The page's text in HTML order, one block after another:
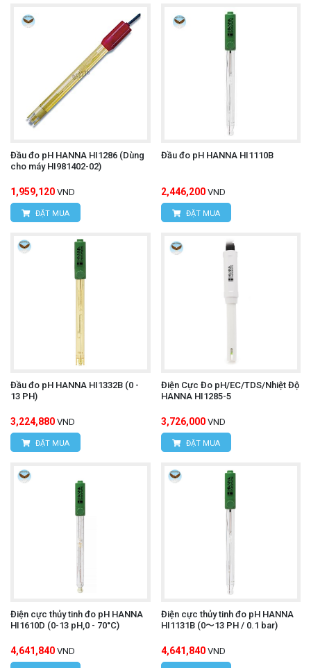
Đầu đo pH HANNA HI1286 (Dùng
cho máy HI981402-02)
1,959,120 VND
ĐẶT MUA
Đầu đo pH HANNA HI1110B
2,446,200 VND
ĐẶT MUA
Đầu đo pH HANNA HI1332B (0 -
13 PH)
3,224,880 VND
ĐẶT MUA
Điện Cực Đo pH/EC/TDS/Nhiệt Độ
HANNA HI1285-5
3,726,000 VND
ĐẶT MUA
Điện cực thủy tinh đo pH HANNA
HI1610D (0-13 pH,0 - 70°C)
4,641,840 VND
Điện cực thủy tinh đo pH HANNA
HI1131B (0〜13 PH / 0.1 bar)
4,641,840 VND